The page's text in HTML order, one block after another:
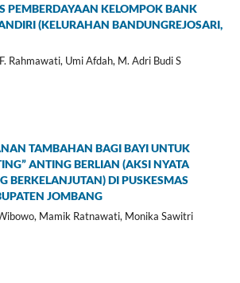
PEMBERDAYAAN KELOMPOK BANK
(KELURAHAN BANDUNGREJOSARI,
Rahmawati, Umi Afdah, M. Adri Budi S
TAMBAHAN BAGI BAYI UNTUK
ANTING BERLIAN (AKSI NYATA
BERKELANJUTAN) DI PUSKESMAS
JOMBANG
Mamik Ratnawati, Monika Sawitri